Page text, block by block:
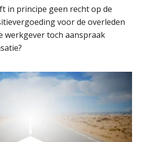
in principe geen recht op de
voor de overleden
werkgever toch aanspraak
Praktijkdiploma loonadministratie (PDL)
Cursus Samen sterk: efficiënte samenwerking tussen HR en salarisadministratie
Pensioen voor de salarisprofessional: ontdek welke verdieping bij jou past